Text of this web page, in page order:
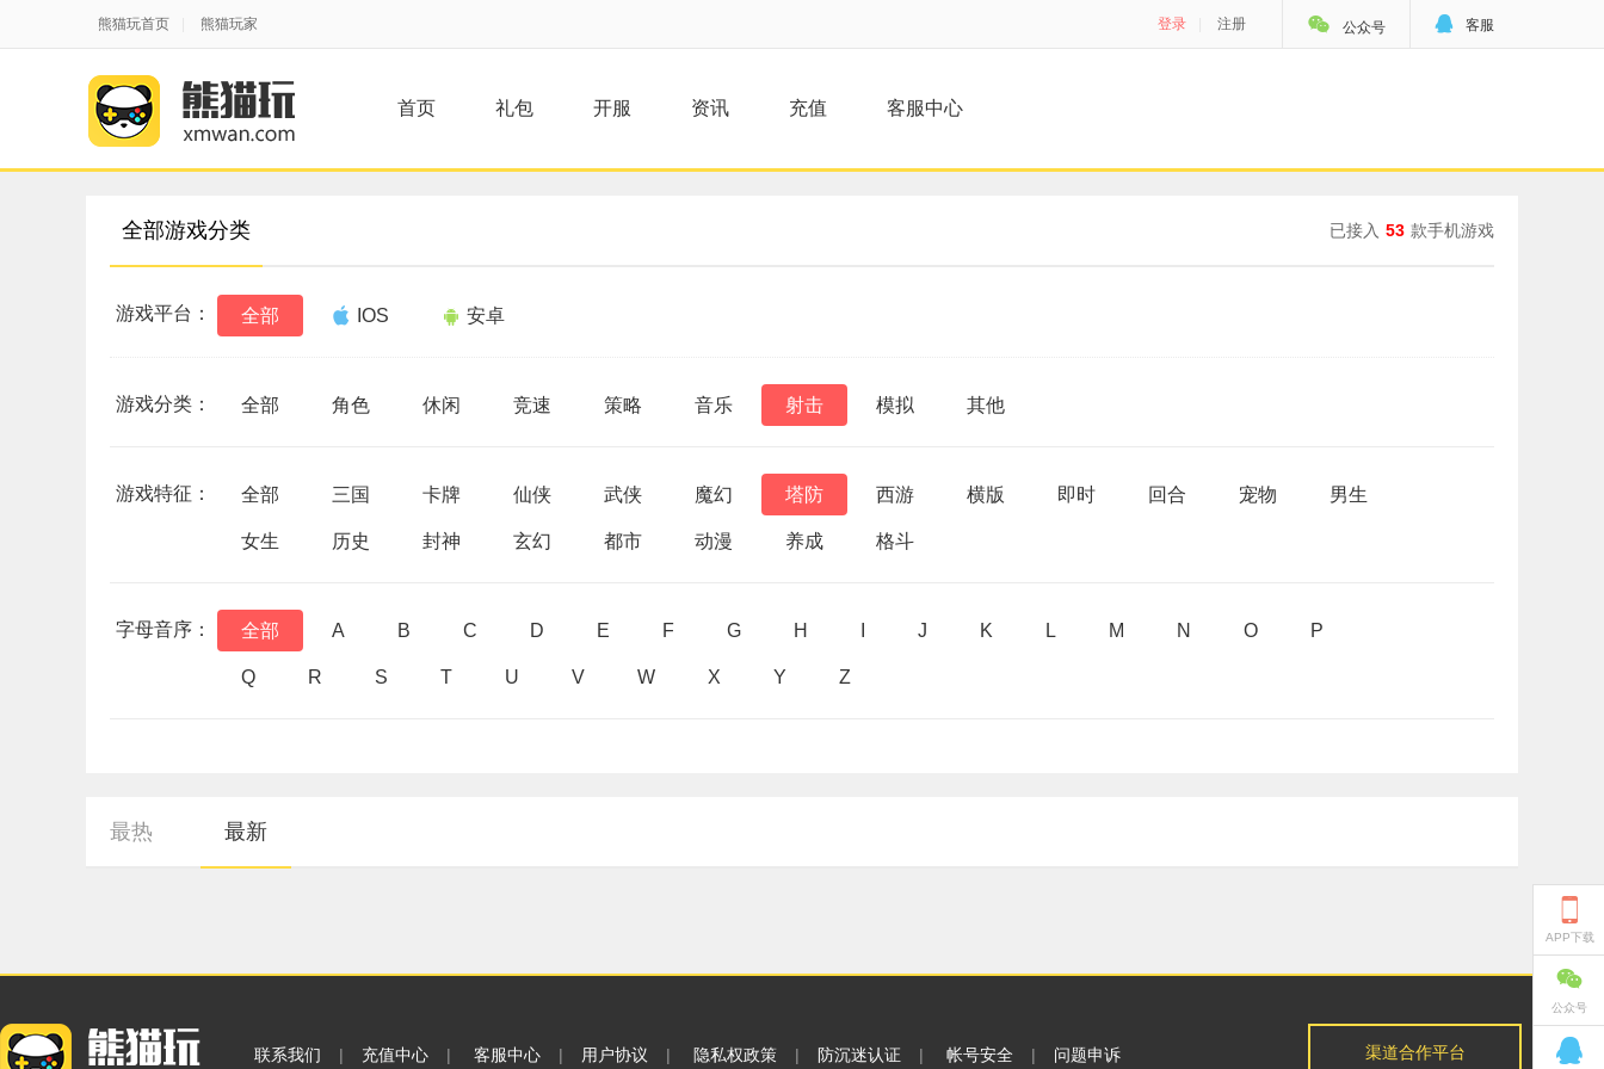
熊猫玩首页 熊猫玩家 登录 注册  公众号  客服
首页 礼包 开服 资讯 充值 客服中心
全部游戏分类 已接入 53 款手机游戏
游戏平台： 全部 IOS 安卓
游戏分类： 全部 角色 休闲 竞速 策略 音乐 射击 模拟 其他
游戏特征： 全部 三国 卡牌 仙侠 武侠 魔幻 塔防 西游 横版 即时 回合 宠物 男生
女生 历史 封神 玄幻 都市 动漫 养成 格斗
字母音序： 全部 A B C D E F G H J K L M N O P
Q R S T U V W X Y Z
最热 最新
联系我们 | 充值中心 | 客服中心 | 用户协议 | 隐私权政策 | 防沉迷认证 | 帐号安全 | 问题申诉 渠道合作平台

APP下载

公众号
